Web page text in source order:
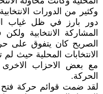
وكثير من الدورات
دور بارز في ظل غياب
المشاركة الانتخابية
الصريح كان يتفوق على
الانتخابات المحلية حيث
مع بعض الاحزاب الاخرى
الحركة.
لقد ضمت قوائم حركة